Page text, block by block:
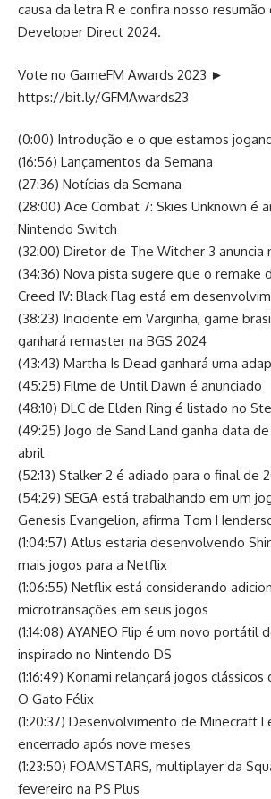
causa da letra R e confira nosso resumão
Developer Direct 2024.
Vote no GameFM Awards 2023 ►
https://bit.ly/GFMAwards23
(0:00) Introdução e o que estamos
(16:56) Lançamentos da Semana
(27:36) Notícias da Semana
(28:00) Ace Combat 7: Skies Unknown é
Nintendo Switch
(32:00) Diretor de The Witcher 3 anuncia
(34:36) Nova pista sugere que o remake
Creed IV: Black Flag está em
(38:23) Incidente em Varginha, game
ganhará remaster na BGS 2024
(43:43) Martha Is Dead ganhará uma
(45:25) Filme de Until Dawn é anunciado
(48:10) DLC de Elden Ring é listado no
(49:25) Jogo de Sand Land ganha data
abril
(52:13) Stalker 2 é adiado para o final de
(54:29) SEGA está trabalhando em um
Genesis Evangelion, afirma Tom
(1:04:57) Atlus estaria desenvolvendo
mais jogos para a Netflix
(1:06:55) Netflix está considerando
microtransações em seus jogos
(1:14:08) AYANEO Flip é um novo portátil
inspirado no Nintendo DS
(1:16:49) Konami relançará jogos
O Gato Félix
(1:20:37) Desenvolvimento de Minecraft
encerrado após nove meses
(1:23:50) FOAMSTARS, multiplayer da
fevereiro na PS Plus